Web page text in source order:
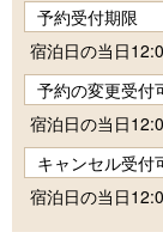
予約受付期限
宿泊日の当日
予約の変更受付
宿泊日の当日
キャンセル受付
宿泊日の当日